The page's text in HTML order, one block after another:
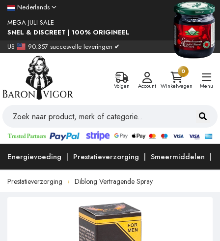
Nederlands
MEGA JULI SALE
SNEL & DISCREET | 100% ORIGINEEL
US
90.357 succesvolle leveringen ✔
Volgen Account
0
Winkelwagen
Menu
Energievoeding Prestatieverzorging Smeermiddelen
Prestatieverzorging Diblong Vertragende Spray